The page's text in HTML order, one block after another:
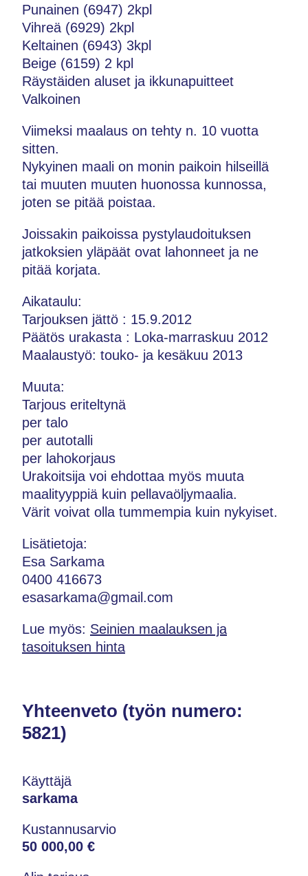
Punainen (6947) 2kpl
Vihreä (6929) 2kpl
Keltainen (6943) 3kpl
Beige (6159) 2 kpl
Räystäiden aluset ja ikkunapuitteet
Valkoinen
Viimeksi maalaus on tehty n. 10 vuotta
sitten.
Nykyinen maali on monin paikoin hilseillä
tai muuten muuten huonossa kunnossa,
joten se pitää poistaa.
Joissakin paikoissa pystylaudoituksen
jatkoksien yläpäät ovat lahonneet ja ne
pitää korjata.
Aikataulu:
Tarjouksen jättö : 15.9.2012
Päätös urakasta : Loka-marraskuu 2012
Maalaustyö: touko- ja kesäkuu 2013
Muuta:
Tarjous eriteltynä
per talo
per autotalli
per lahokorjaus
Urakoitsija voi ehdottaa myös muuta
maalityyppiä kuin pellavaöljymaalia.
Värit voivat olla tummempia kuin nykyiset.
Lisätietoja:
Esa Sarkama
0400 416673
esasarkama@gmail.com
Lue myös: Seinien maalauksen ja
tasoituksen hinta
Yhteenveto (työn numero:
5821)
Käyttäjä
sarkama
Kustannusarvio
50 000,00 €